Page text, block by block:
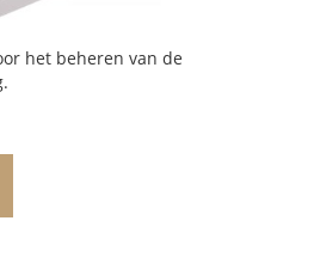
het beheren van de